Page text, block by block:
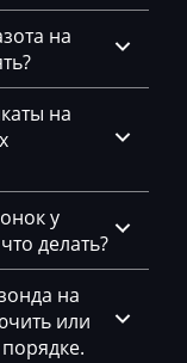
на
на
у
делать?
на
или